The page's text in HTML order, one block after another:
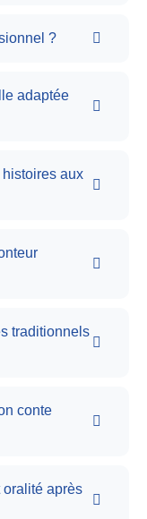
?
adaptée
aux
traditionnels
conte
oralité après